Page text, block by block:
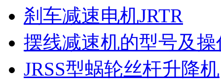
刹车减速电机JRTR
摆线减速机的型号及操
JRSS型蜗轮丝杆升降机